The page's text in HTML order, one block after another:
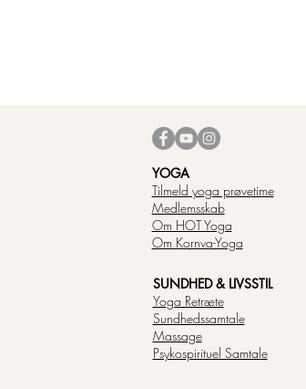
YOGA
Tilmeld yoga prøvetime
Medlemsskab
Om HOT Yoga
Om Kornva-Yoga
SUNDHED & LIVSSTIL
Yoga Retræte
Sundhedssamtale
Massage
Psykospirituel Samtale